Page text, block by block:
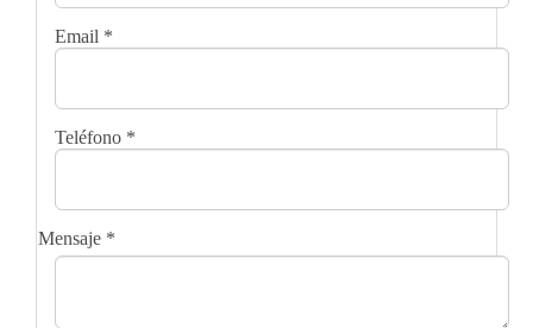
Email *
Teléfono *
Mensaje *